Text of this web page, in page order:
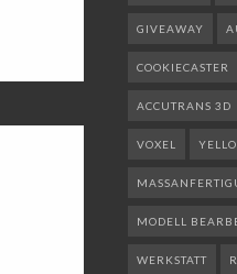
GIVEAWAY
COOKIECASTER
ACCUTRANS 3D
VOXEL
MODELL
WERKSTATT